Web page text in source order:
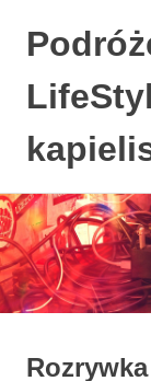
Skip
to
content
Blog
LifeStyle.